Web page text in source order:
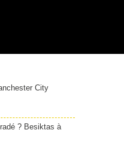
City
? Besiktas à